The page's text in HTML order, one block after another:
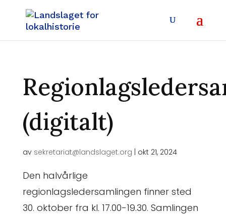
(digitalt)
av sekretariat@landslaget.org okt 21, 2024
Den halvårlige
regionlagsledersamlingen finner sted
30. oktober fra kl. 17.00-19.30. Samlingen